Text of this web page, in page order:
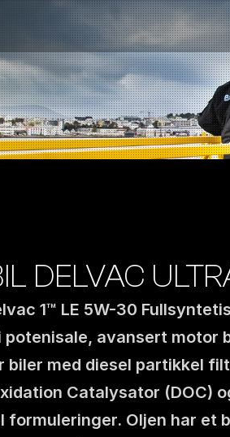
DELVAC
1™ LE 5W-30
potenisale, avansert motor
biler med diesel partikkel
Catalysator (DOC)
formuleringer. Oljen har et